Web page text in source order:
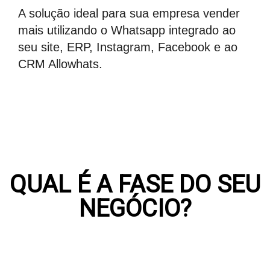
A solução ideal para sua empresa vender
mais utilizando o Whatsapp integrado ao
seu site, ERP, Instagram, Facebook e ao
CRM Allowhats.
QUAL É A FASE DO SEU
NEGÓCIO?